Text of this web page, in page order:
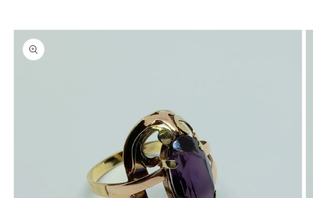
Skip to
product
information